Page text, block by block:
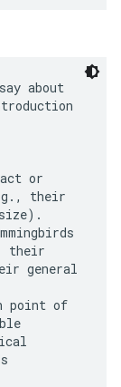
about
or
their
their
general
point of